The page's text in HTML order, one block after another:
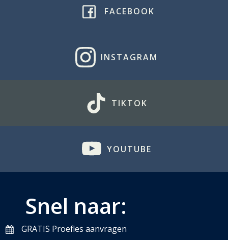
FACEBOOK
INSTAGRAM
TIKTOK
YOUTUBE
Snel naar:
GRATIS Proefles aanvragen